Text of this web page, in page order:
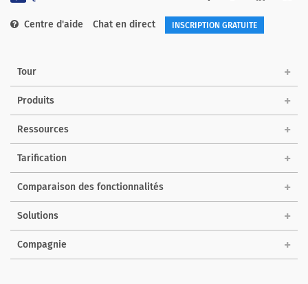
Centre d'aide Chat en direct INSCRIPTION GRATUITE
Tour
Produits
Ressources
Tarification
Comparaison des fonctionnalités
Solutions
Compagnie